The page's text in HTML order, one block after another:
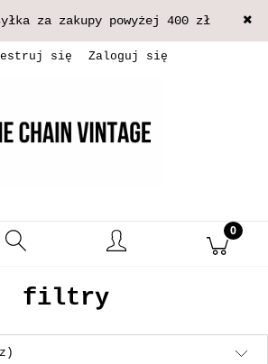
za zakupy powyżej 400 zł
się Zaloguj się
filtry